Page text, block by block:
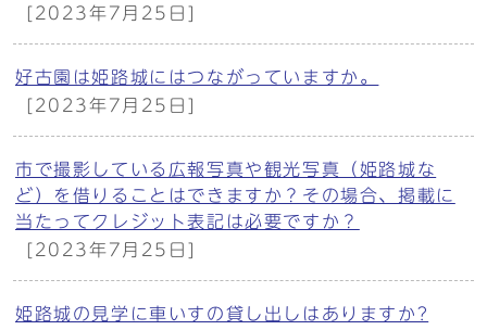
[2023年7月25日]
好古園は姫路城にはつながっていますか。
[2023年7月25日]
市で撮影している広報写真や観光写真（姫路城な
ど）を借りることはできますか？その場合、掲載に
当たってクレジット表記は必要ですか？
[2023年7月25日]
姫路城の見学に車いすの貸し出しはありますか?